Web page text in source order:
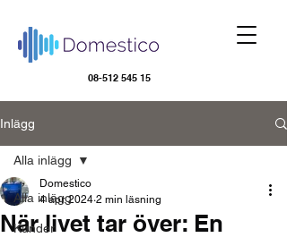
08-512 545 15
Inlägg
Alla inlägg
Kunder
Alla inlägg
När livet tar över: En
Domestico
4 apr. 2024 2 min läsning